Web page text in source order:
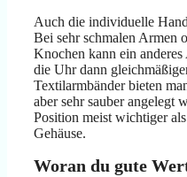
Auch die individuelle
Bei sehr schmalen Armen
Knochen kann ein
die Uhr dann
Textilarmbänder bieten
aber sehr sauber angelegt
Position meist wichtiger
Gehäuse.
Woran du gute